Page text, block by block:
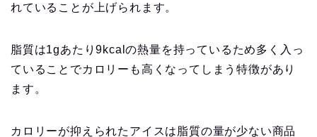
れていることが上げられます。
脂質は1gあたり9kcalの熱量を持っているため多く入っ
ていることでカロリーも高くなってしまう特徴があり
ます。
カロリーが抑えられたアイスは脂質の量が少ない商品